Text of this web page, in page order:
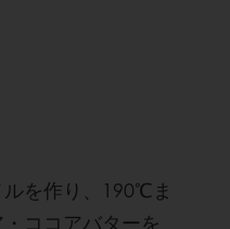
を作り、190℃ま
ココアバターを